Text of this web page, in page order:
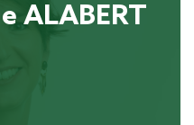
ALABERT